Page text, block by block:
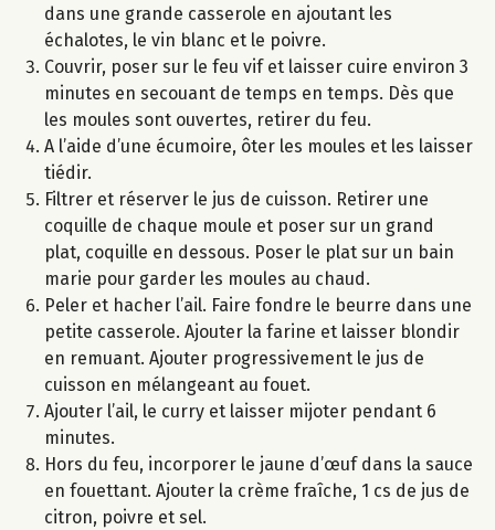
dans une grande casserole en ajoutant les
échalotes, le vin blanc et le poivre.
Couvrir, poser sur le feu vif et laisser cuire environ 3
minutes en secouant de temps en temps. Dès que
les moules sont ouvertes, retirer du feu.
A l’aide d’une écumoire, ôter les moules et les laisser
tiédir.
Filtrer et réserver le jus de cuisson. Retirer une
coquille de chaque moule et poser sur un grand
plat, coquille en dessous. Poser le plat sur un bain
marie pour garder les moules au chaud.
Peler et hacher l’ail. Faire fondre le beurre dans une
petite casserole. Ajouter la farine et laisser blondir
en remuant. Ajouter progressivement le jus de
cuisson en mélangeant au fouet.
Ajouter l’ail, le curry et laisser mijoter pendant 6
minutes.
Hors du feu, incorporer le jaune d’œuf dans la sauce
en fouettant. Ajouter la crème fraîche, 1 cs de jus de
citron, poivre et sel.